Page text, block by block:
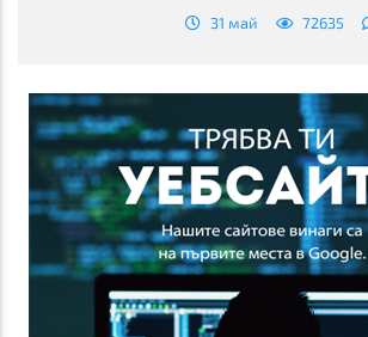
31 май 72635